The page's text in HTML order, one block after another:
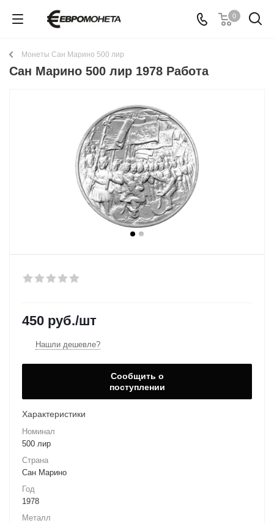
0
Монеты Сан Марино 500 лир
Сан Марино 500 лир 1978 Работа
450 руб./шт
Нашли дешевле?
Сообщить о
поступлении
Характеристики
Номинал
500 лир
Страна
Сан Марино
Год
1978
Металл